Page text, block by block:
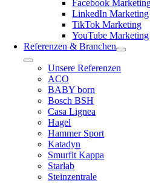
Facebook
LinkedIn Marketing
TikTok Marketing
YouTube Marketing
Referenzen & Branchen
Toggle
Navigation
Unsere Referenzen
ACO
BABY born
Bosch BSH
Casa Lignea
Hagel
Hammer Sport
Katadyn
Smurfit Kappa
Starlab
Steinzentrale